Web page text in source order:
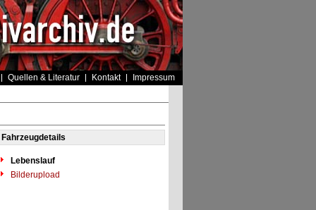
Quellen & Literatur Kontakt Impressum
Fahrzeugdetails
Lebenslauf
Bilderupload